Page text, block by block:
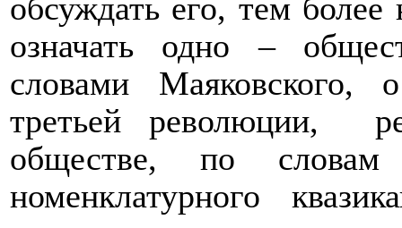
обсуждать его, тем более
означать одно –
словами Маяковского,
третьей революции,
обществе, по
номенклатурного